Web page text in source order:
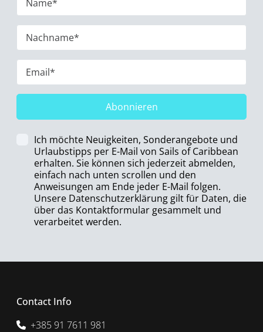
Abonnieren
Ich möchte Neuigkeiten, Sonderangebote und
Urlaubstipps per E-Mail von Sails of Caribbean
erhalten. Sie können sich jederzeit abmelden,
einfach nach unten scrollen und den
Anweisungen am Ende jeder E-Mail folgen.
Unsere Datenschutzerklärung gilt für Daten, die
über das Kontaktformular gesammelt und
verarbeitet werden.
Contact Info
+385 91 7611 981